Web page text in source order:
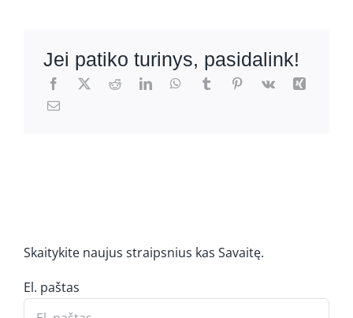
Jei patiko turinys, pasidalink!
Skaitykite naujus straipsnius kas Savaitę.
El. paštas